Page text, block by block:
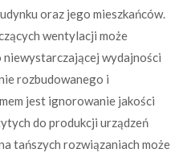
oraz jego mieszkańców.
wentylacji może
niewystarczającej wydajności
rozbudowanego i
jest ignorowanie jakości
do produkcji urządzeń
tańszych rozwiązaniach może